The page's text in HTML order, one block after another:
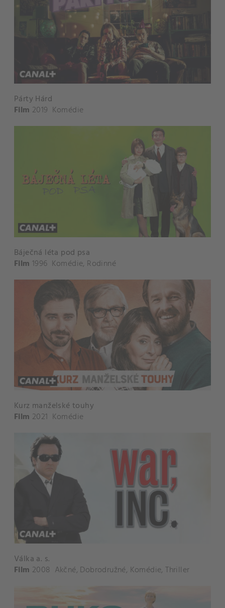
Párty Hárd
Film 2019 Komédie
Báječná léta pod psa
Film 1996 Komédie, Rodinné
Kurz manželské touhy
Film 2021 Komédie
Válka a. s.
Film 2008 Akčné, Dobrodružné, Komédie,Thriller